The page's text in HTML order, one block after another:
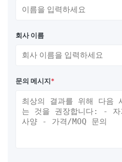
회사 이름
문의 메시지*